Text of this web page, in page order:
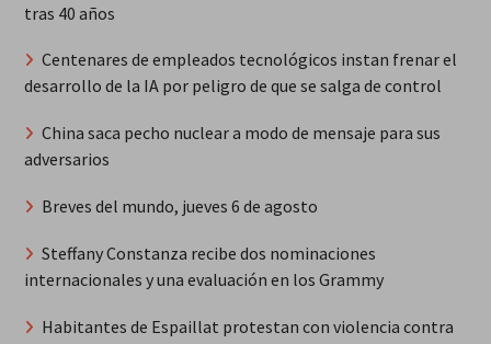
tras 40 años
Centenares de empleados tecnológicos instan frenar el
desarrollo de la IA por peligro de que se salga de control
China saca pecho nuclear a modo de mensaje para sus
adversarios
Breves del mundo, jueves 6 de agosto
Steffany Constanza recibe dos nominaciones
internacionales y una evaluación en los Grammy
Habitantes de Espaillat protestan con violencia contra